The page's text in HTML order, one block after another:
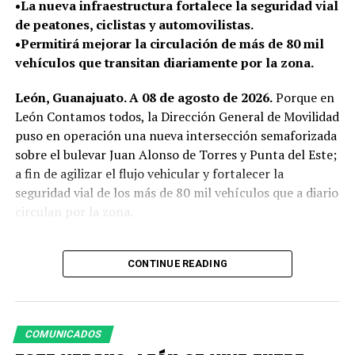
tendencias que ya están transformando la manera en
que vivimos, trabajamos, nos movemos y convivimos”,
expresó.
proceso permitirá que León llegue a su 450 aniversario
no solo para celebrar su historia, sino también para
imaginar y construir la ciudad que quiere ser en las
próximas décadas, con una visión compartida entre los
distintos sectores de la sociedad.
“Porque una ciudad con 450 años de historia
valentía su siguiente etapa”, agregó.
SEIS EJES PARA IMAGINAR EL LEÓN DEL FUTURO
Seguridad Ciudadana y Participación Social, con la
•La nueva infraestructura fortalece la seguridad vial
de peatones, ciclistas y automovilistas.
•Permitirá mejorar la circulación de más de 80 mil
vehículos que transitan diariamente por la zona.
León, Guanajuato. A 08 de agosto de 2026.Porque en
León Contamos todos, la Dirección General de Movilidad
puso en operación una nueva intersección semaforizada
sobre el bulevar Juan Alonso de Torres y Punta del Este;
a fin de agilizar el flujo vehicular y fortalecer la
seguridad vial de los más de 80 mil vehículos que a diario
circulan por la zona.
El proyecto de esta nueva intersección semaforizada no
solo contempló la instalación de dispositivos de control
camellones sobre el bulevar Juan Alonso de Torres para
permitir el cruce de sur a norte sobre Punta del Este y
se realizó el cierre de las salidas a lateral cercanas para
CONTINUE READING
COMUNICADOS